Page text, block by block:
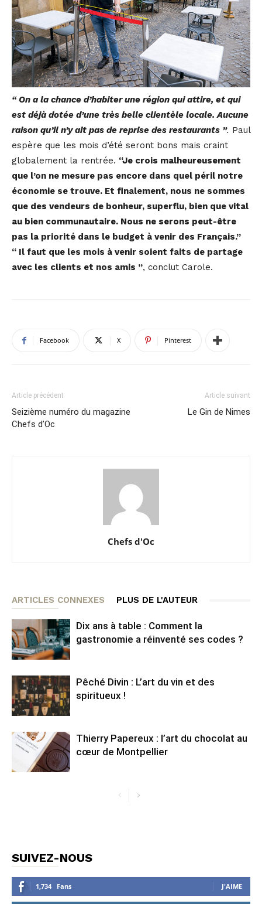
“ On a la chance d’habiter une région qui attire, et qui
est déjà dotée d’une très belle clientèle locale. Aucune
raison qu’il n’y ait pas de reprise des restaurants ”. Paul
espère que les mois d’été seront bons mais craint
globalement la rentrée. “Je crois malheureusement
que l’on ne mesure pas encore dans quel péril notre
économie se trouve. Et finalement, nous ne sommes
que des vendeurs de bonheur, superflu, bien que vital
au bien communautaire. Nous ne serons peut-être
pas la priorité dans le budget à venir des Français.”
“ Il faut que les mois à venir soient faits de partage
avec les clients et nos amis ”, conclut Carole.
Facebook X Pinterest
Article précédent
Seizième numéro du magazine
Chefs d’Oc
Article suivant
Le Gin de Nimes
Chefs d'Oc
ARTICLES CONNEXES PLUS DE L'AUTEUR
Dix ans à table : Comment la
gastronomie a réinventé ses codes ?
Pêché Divin : L’art du vin et des
spiritueux !
Thierry Papereux : l’art du chocolat au
cœur de Montpellier
SUIVEZ-NOUS
1,734 Fans J'AIME